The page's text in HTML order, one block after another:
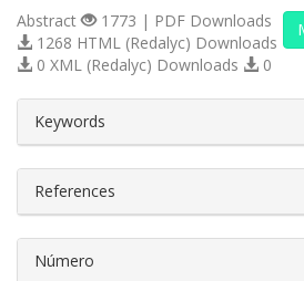
Abstract
1773 | PDF Downloads
1268 HTML (Redalyc) Downloads
0 XML (Redalyc) Downloads
0
Keywords
References
Número